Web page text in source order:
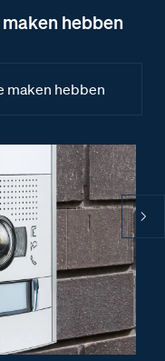
hebben
maken hebben